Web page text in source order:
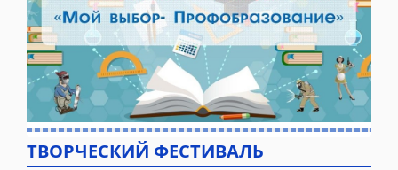
ТВОРЧЕСКИЙ ФЕСТИВАЛЬ